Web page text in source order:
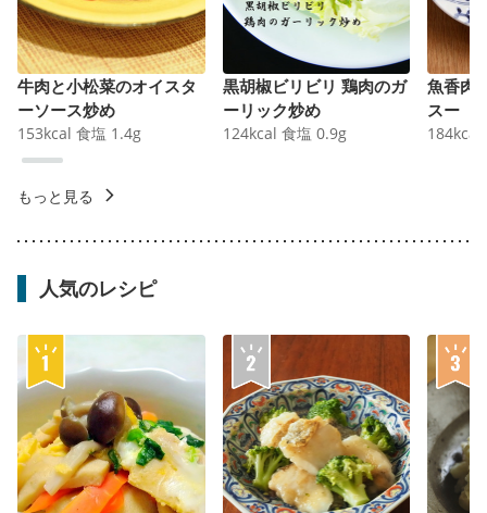
牛肉と小松菜のオイスタ
ーソース炒め
153kcal 食塩 1.4g
黒胡椒ビリビリ 鶏肉のガ
ーリック炒め
124kcal 食塩 0.9g
魚香肉
スー
184kcal
もっと見る
人気のレシピ